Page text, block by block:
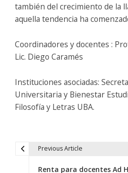
también del crecimiento de la
aquella tendencia ha
Coordinadores y docentes :
Lic. Diego Caramés
Instituciones asociadas:
Universitaria y Bienestar
Filosofía y Letras UBA.
Previous Article
Renta para docentes Ad